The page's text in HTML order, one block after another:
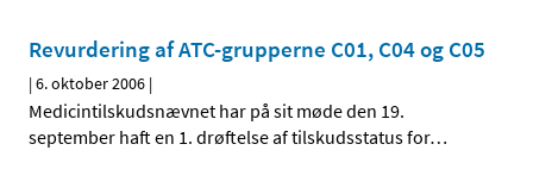
Revurdering af ATC-grupperne C01, C04 og C05
|6. oktober 2006 |
Medicintilskudsnævnet har på sit møde den 19.
september haft en 1. drøftelse af tilskudsstatus for…